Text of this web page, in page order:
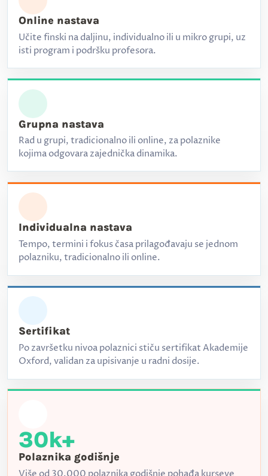
Online nastava
Učite finski na daljinu, individualno ili u mikro grupi, uz
isti program i podršku profesora.
Grupna nastava
Rad u grupi, tradicionalno ili online, za polaznike
kojima odgovara zajednička dinamika.
Individualna nastava
Tempo, termini i fokus časa prilagođavaju se jednom
polazniku, tradicionalno ili online.
Sertifikat
Po završetku nivoa polaznici stiču sertifikat Akademije
Oxford, validan za upisivanje u radni dosije.
30k+
Polaznika godišnje